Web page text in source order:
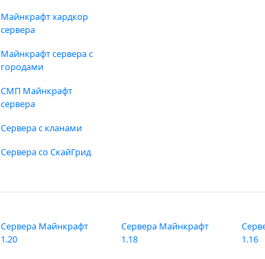
Майнкрафт хардкор
сервера
Майнкрафт сервера с
городами
СМП Майнкрафт
сервера
Сервера с кланами
Сервера со СкайГрид
Сервера Майнкрафт
1.20
Сервера Майнкрафт
1.18
1.16